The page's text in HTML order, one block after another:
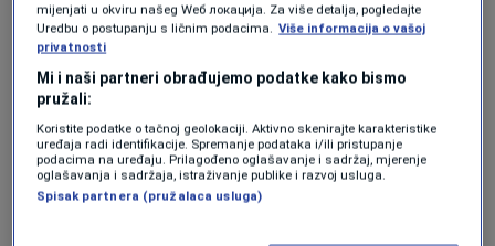
U SKENDERIJI
Zatvoren sajam: Više od 200 izlagača,
Sarajevo opet dokazalo da voli čitati
VIDEO
Nikšić o urušavanju Skenderije: Na krovu
Collegium Artisticum su napravili parking
mijenjati u okviru našeg Wеб локација. Za više detalja, pogledajte
Uredbu o postupanju s ličnim podacima. Više informacija o vašoj
privatnosti
Mi i naši partneri obrađujemo podatke kako bismo
pružali:
Koristite podatke o tačnoj geolokaciji. Aktivno skenirajte karakteristike
uređaja radi identifikacije. Spremanje podataka i/ili pristupanje
podacima na uređaju. Prilagođeno oglašavanje i sadržaj, mjerenje
oglašavanja i sadržaja, istraživanje publike i razvoj usluga.
Spisak partnera (pružalaca usluga)